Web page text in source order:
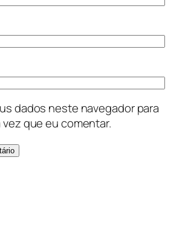
dados neste navegador para
vez que eu comentar.